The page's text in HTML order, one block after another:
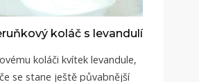
koláč s levandulí
koláči kvítek levandule,
se stane ještě půvabnější